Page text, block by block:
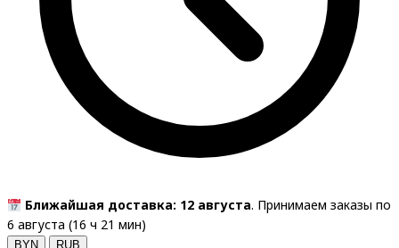
Ближайшая доставка: 12 августа. Принимаем заказы по
6 августа (16 ч 21 мин)
BYN RUB